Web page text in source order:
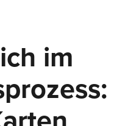
im